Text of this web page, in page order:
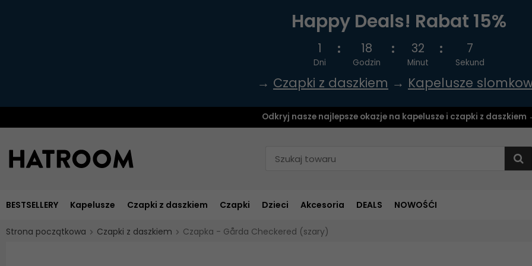
Happy Deals! Rabat 15%
1
Dni
18
Godzin
32
Minut
7
Sekund
→ Czapki z daszkiem → Kapelusze
Odkryj nasze najlepsze okazje na kapelusze i czapki z daszkiem
BESTSELLERY Kapelusze Czapki z daszkiem Czapki Dzieci Akcesoria DEALS NOWOŚĆI
Strona początkowa Czapki z daszkiem Czapka - Gårda Checkered (szary)